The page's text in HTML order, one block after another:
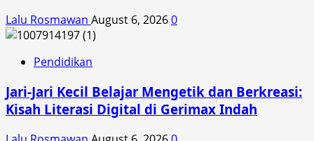
Lalu Rosmawan August 6, 20260
Pendidikan
Jari-Jari Kecil Belajar Mengetik dan Berkreasi:
Kisah Literasi Digital di Gerimax Indah